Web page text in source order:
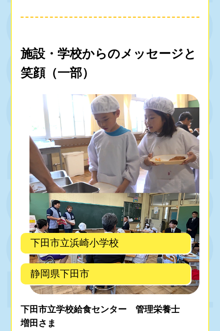
施設・学校からのメッセージと
笑顔（一部）
下田市立浜崎小学校
静岡県下田市
下田市立学校給食センター 管理栄養士
増田さま